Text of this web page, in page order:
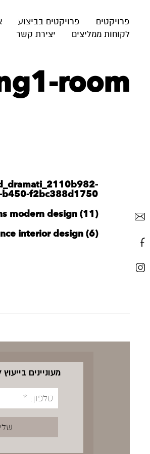
פרויקטים פרויקטים בביצוע
לקוחות ממליצים
יצירת קשר
room
f2bc388d1750
modern design (11)
interior design (6)
מעוניינים